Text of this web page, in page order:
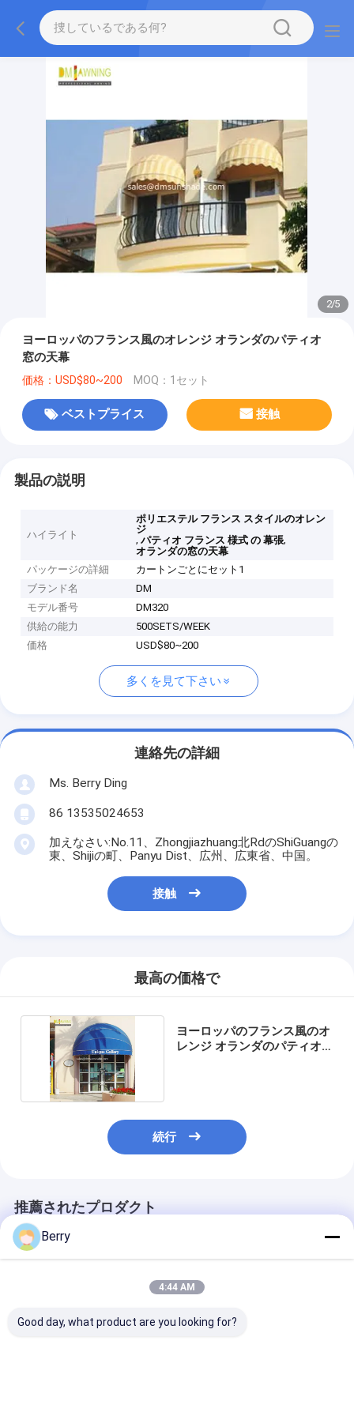
2/5
ヨーロッパのフランス風のオレンジ オランダのパティオ
窓の天幕
価格：USD$80~200 MOQ：1セット
ベストプライス 接触
製品の説明
ハイライト
ポリエステル フランス スタイルのオレン
ジ
,パティオ フランス 様式 の 幕張,
オランダの窓の天幕
パッケージの詳細
カートンごとにセット1
ブランド名
DM
モデル番号
DM320
供給の能力
500SETS/WEEK
価格
USD$80~200
多くを見て下さい
連絡先の詳細
Ms. Berry Ding
86 13535024653
加えなさい:No.11、Zhongjiazhuang北RdのShiGuangの
東、Shijiの町、Panyu Dist、広州、広東省、中国。
接触
最高の価格で
ヨーロッパのフランス風のオ
レンジ オランダのパティオ
続行
推薦されたプロダクト
Berry
4:44 AM
Good day, what product are you looking for?